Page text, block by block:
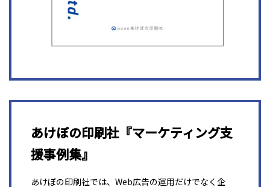
あけぼの印刷社『マーケティング支
援事例集』
あけぼの印刷社では、Web広告の運用だけでなく企